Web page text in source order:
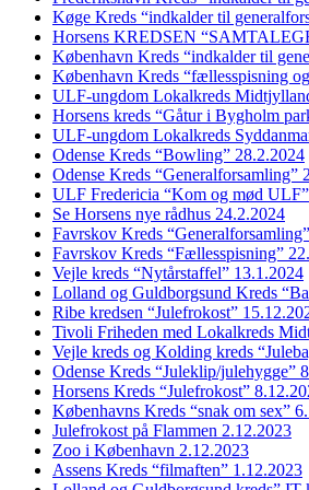
Køge Kreds “indkalder til
Horsens KREDSEN
København Kreds “indkalder til
København Kreds “fællesspisning
ULF-ungdom Lokalkreds
Horsens kreds “Gåtur i Bygholm
ULF-ungdom Lokalkreds
Odense Kreds “Bowling” 28.2.2024
Odense Kreds “Generalforsamling”
ULF Fredericia “Kom og mød
Se Horsens nye rådhus 24.2.2024
Favrskov Kreds
Favrskov Kreds “Fællesspisning”
Vejle kreds “Nytårstaffel” 13.1.2024
Lolland og Guldborgsund Kreds
Ribe kredsen “Julefrokost”
Tivoli Friheden med Lokalkreds
Vejle kreds og Kolding kreds
Odense Kreds “Juleklip/julehygge”
Horsens Kreds “Julefrokost”
Københavns Kreds “snak om sex”
Julefrokost på Flammen 2.12.2023
Zoo i København 2.12.2023
Assens Kreds “filmaften” 1.12.2023